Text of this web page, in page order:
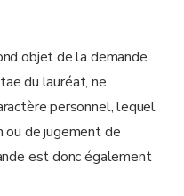
objet de la demande
du lauréat, ne
personnel, lequel
ou de jugement de
est donc également